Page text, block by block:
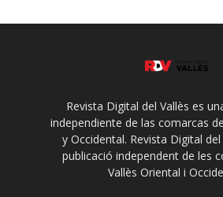
Revista Digital del Vallès es
independiente de las comarcas
y Occidental. Revista Digital
publicació independent de les
Vallès Oriental i